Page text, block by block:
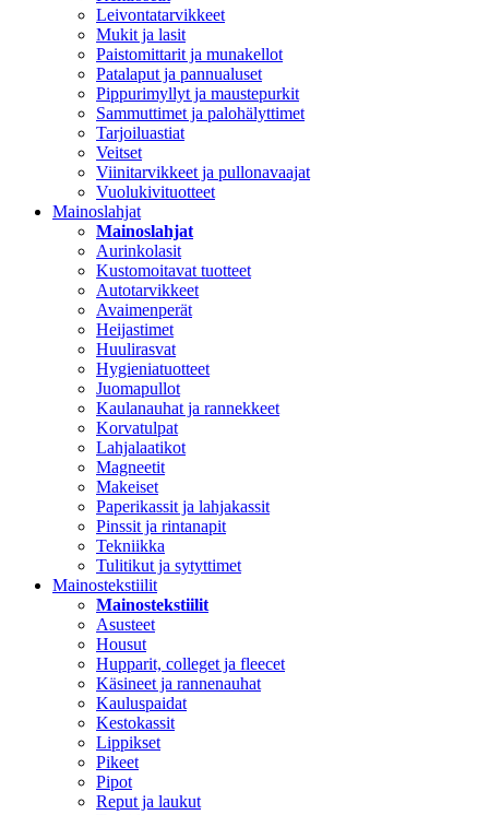
Leivontatarvikkeet
Mukit ja lasit
Paistomittarit ja munakellot
Patalaput ja pannualuset
Pippurimyllyt ja maustepurkit
Sammuttimet ja palohälyttimet
Tarjoiluastiat
Veitset
Viinitarvikkeet ja pullonavaajat
Vuolukivituotteet
Mainoslahjat
Mainoslahjat
Aurinkolasit
Kustomoitavat tuotteet
Autotarvikkeet
Avaimenperät
Heijastimet
Huulirasvat
Hygieniatuotteet
Juomapullot
Kaulanauhat ja rannekkeet
Korvatulpat
Lahjalaatikot
Magneetit
Makeiset
Paperikassit ja lahjakassit
Pinssit ja rintanapit
Tekniikka
Tulitikut ja sytyttimet
Mainostekstiilit
Mainostekstiilit
Asusteet
Housut
Hupparit, colleget ja fleecet
Käsineet ja rannenauhat
Kauluspaidat
Kestokassit
Lippikset
Pikeet
Pipot
Reput ja laukut